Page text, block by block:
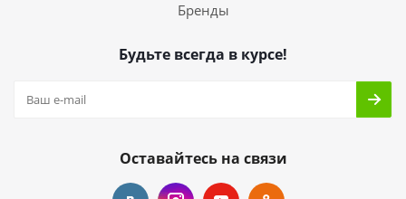
Бренды
Будьте всегда в курсе!
Оставайтесь на связи